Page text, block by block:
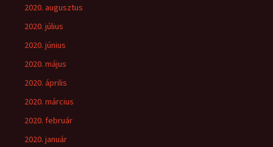
2020. augusztus
2020. július
2020. június
2020. május
2020. április
2020. március
2020. február
2020. január